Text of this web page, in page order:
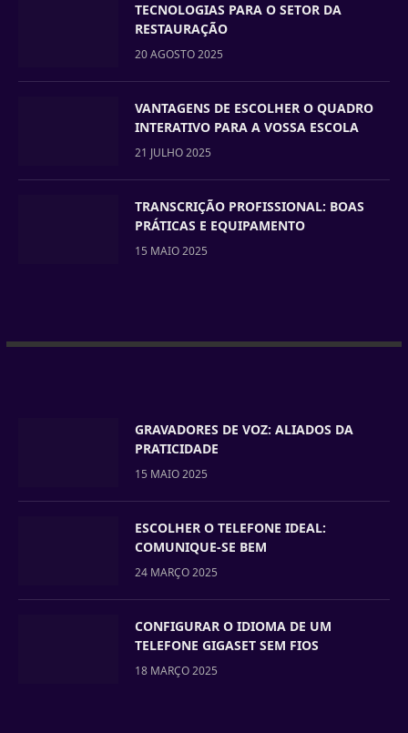
TECNOLOGIAS PARA O SETOR DA
RESTAURAÇÃO
20 AGOSTO 2025
VANTAGENS DE ESCOLHER O QUADRO
INTERATIVO PARA A VOSSA ESCOLA
21 JULHO 2025
TRANSCRIÇÃO PROFISSIONAL: BOAS
PRÁTICAS E EQUIPAMENTO
15 MAIO 2025
GRAVADORES DE VOZ: ALIADOS DA
PRATICIDADE
15 MAIO 2025
ESCOLHER O TELEFONE IDEAL:
COMUNIQUE-SE BEM
24 MARÇO 2025
CONFIGURAR O IDIOMA DE UM
TELEFONE GIGASET SEM FIOS
18 MARÇO 2025